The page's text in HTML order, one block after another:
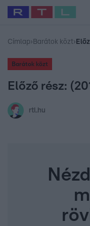
Legfrissebb RTL Híradó
Babits Marcella
Címlap› Barátok közt›
Barátok közt
Előző rész:
rtl.hu